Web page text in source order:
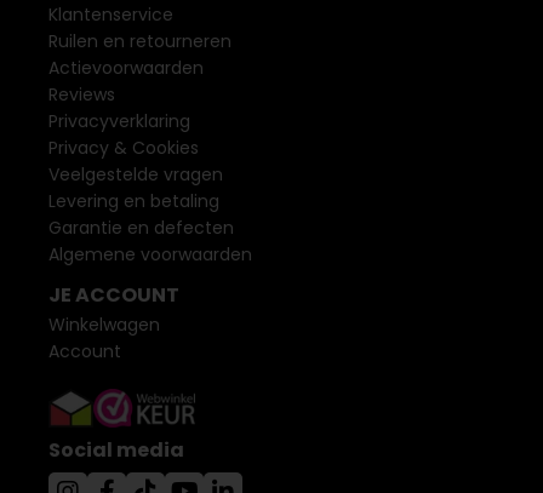
Klantenservice
Ruilen en retourneren
Actievoorwaarden
Reviews
Privacyverklaring
Privacy & Cookies
Veelgestelde vragen
Levering en betaling
Garantie en defecten
Algemene voorwaarden
JE ACCOUNT
Winkelwagen
Account
Social media